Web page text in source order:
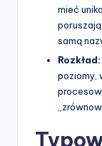
mieć
samą
Rozkład:
poziomy,